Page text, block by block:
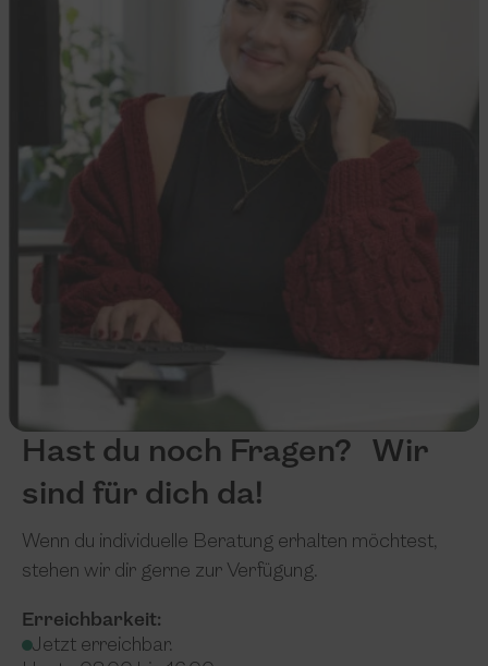
Hast du noch Fragen? Wir
sind für dich da!
Wenn du individuelle Beratung erhalten möchtest,
stehen wir dir gerne zur Verfügung.
Erreichbarkeit:
Jetzt erreichbar.